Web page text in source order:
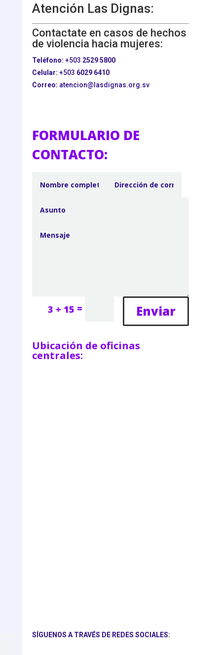
Atención Las Dignas:
Contactate en casos de hechos
de violencia hacia mujeres:
Teléfono: +503 2529 5800
Celular: +503 6029 6410
Correo: atencion@lasdignas.org.sv
FORMULARIO DE
CONTACTO:
3 + 15 = Enviar
Ubicación de oficinas
centrales:
SÍGUENOS A TRAVÉS DE REDES SOCIALES: